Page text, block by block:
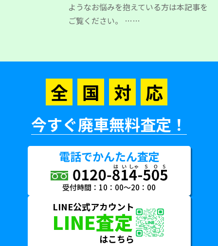
ようなお悩みを抱えている方は本記事を
ご覧ください。 ……
全 国 対 応
今すぐ廃車無料査定！
電話でかんたん査定
受付時間：10：00～20：00
LINE公式アカウント
LINE査定
はこちら